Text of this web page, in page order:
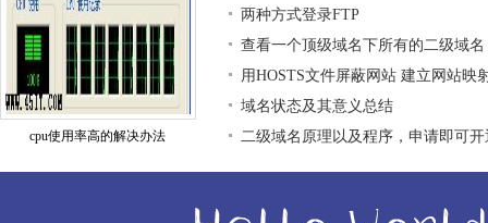
cpu使用率高的解决办法
两种方式登录FTP
查看一个顶级域名下所有的二级域名
用HOSTS文件屏蔽网站 建立网站映
域名状态及其意义总结
二级域名原理以及程序，申请即可开